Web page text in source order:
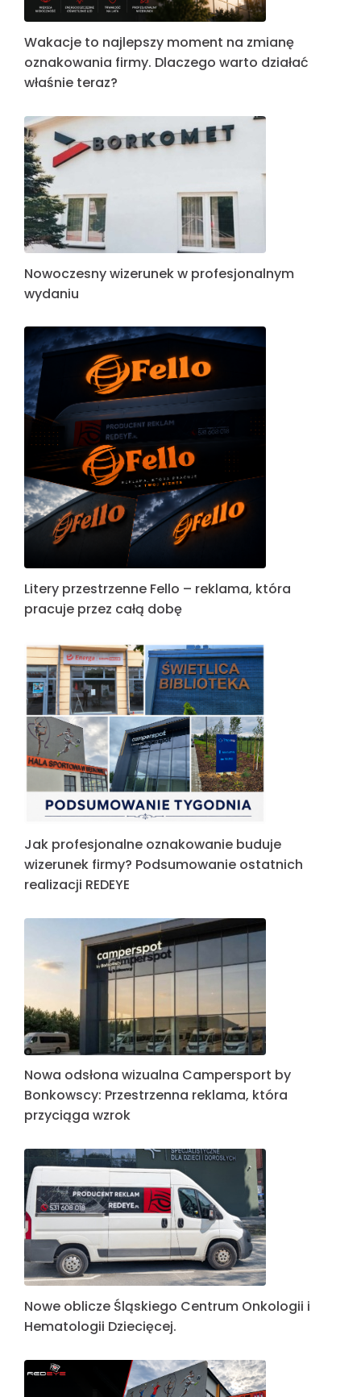
Wakacje to najlepszy moment na zmianę
oznakowania firmy. Dlaczego warto działać
właśnie teraz?
Nowoczesny wizerunek w profesjonalnym
wydaniu
Litery przestrzenne Fello – reklama, która
pracuje przez całą dobę
Jak profesjonalne oznakowanie buduje
wizerunek firmy? Podsumowanie ostatnich
realizacji REDEYE
Nowa odsłona wizualna Campersport by
Bonkowscy: Przestrzenna reklama, która
przyciąga wzrok
Nowe oblicze Śląskiego Centrum Onkologii i
Hematologii Dziecięcej.